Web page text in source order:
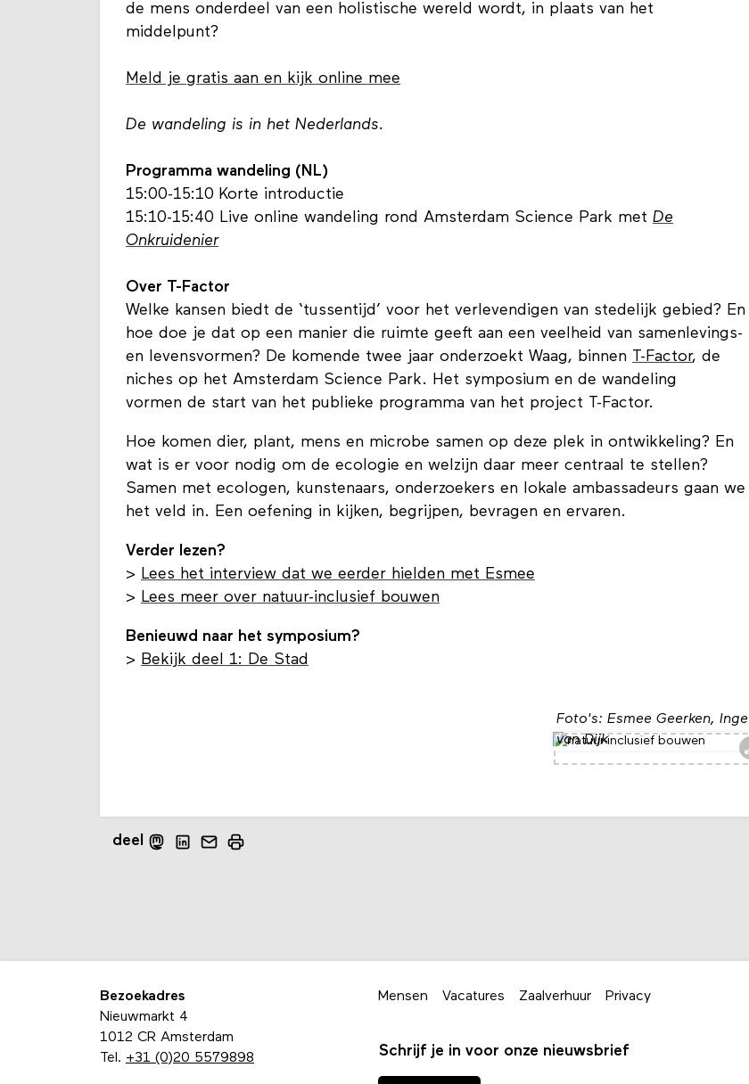
de mens onderdeel van een holistische wereld wordt, in plaats van het
middelpunt?
Meld je gratis aan en kijk online mee
De wandeling is in het Nederlands.
Programma wandeling (NL)
15:00-15:10 Korte introductie
15:10-15:40 Live online wandeling rond Amsterdam Science Park met De
Onkruidenier
Over T-Factor
Welke kansen biedt de ‘tussentijd’ voor het verlevendigen van stedelijk gebied? En
hoe doe je dat op een manier die ruimte geeft aan een veelheid van samenlevings-
en levensvormen? De komende twee jaar onderzoekt Waag, binnen T-Factor, de
niches op het Amsterdam Science Park. Het symposium en de wandeling
vormen de start van het publieke programma van het project T-Factor.
Hoe komen dier, plant, mens en microbe samen op deze plek in ontwikkeling? En
wat is er voor nodig om de ecologie en welzijn daar meer centraal te stellen?
Samen met ecologen, kunstenaars, onderzoekers en lokale ambassadeurs gaan we
het veld in. Een oefening in kijken, begrijpen, bevragen en ervaren.
Verder lezen?
> Lees het interview dat we eerder hielden met Esmee
> Lees meer over natuur-inclusief bouwen
Benieuwd naar het symposium?
> Bekijk deel 1: De Stad
Foto's: Esmee Geerken, Inge
van Dijk
deel
Bezoekadres
Nieuwmarkt 4
1012 CR Amsterdam
Tel. +31 (0)20 5579898
Mensen Vacatures Zaalverhuur Privacy
Schrijf je in voor onze nieuwsbrief